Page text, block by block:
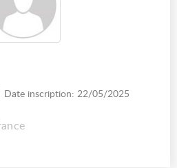
Date inscription: 22/05/2025